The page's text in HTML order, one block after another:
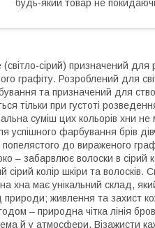
будь-який товар не
сірий) призначений для
графіту. Розроблений для
та призначений для
тільки при густоті
суміш цих кольорів хни не
фарбування брів
попелястого до вираженого
– забарвлює волоски в сірий
сірий колір шкіри та
хна має унікальний склад,
природи; живлення та захист
– природна чітка лінія
й у атмосфери. Візажисти